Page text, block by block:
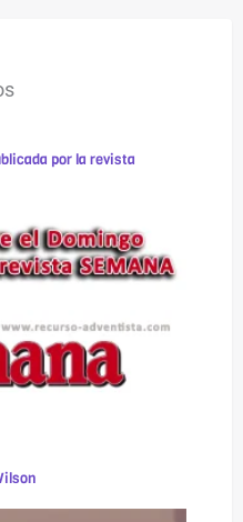
por la revista